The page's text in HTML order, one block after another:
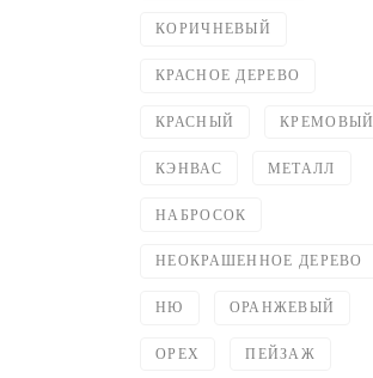
КОРИЧНЕВЫЙ
КРАСНОЕ ДЕРЕВО
КРАСНЫЙ КРЕМОВЫЙ
КЭНВАС МЕТАЛЛ
НАБРОСОК
НЕОКРАШЕННОЕ ДЕРЕВО
НЮ ОРАНЖЕВЫЙ
ОРЕХ ПЕЙЗАЖ